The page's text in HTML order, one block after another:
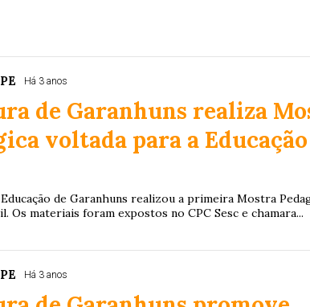
Há 3 anos
de Garanhuns realiza
voltada para a Educação
de Garanhuns realizou a primeira Mostra
Os materiais foram expostos no CPC Sesc e chamara...
Há 3 anos